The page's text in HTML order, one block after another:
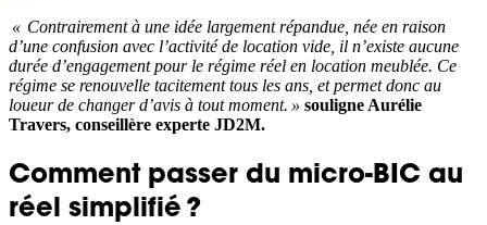
« Contrairement à une idée largement répandue, née en raison
d’une confusion avec l’activité de location vide, il n’existe aucune
durée d’engagement pour le régime réel en location meublée. Ce
régime se renouvelle tacitement tous les ans, et permet donc au
loueur de changer d’avis à tout moment. » souligne Aurélie
Travers, conseillère experte JD2M.
Comment passer du micro-BIC au
réel simplifié ?